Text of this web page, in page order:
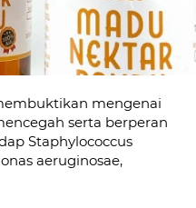
mengenai
serta berperan
Staphylococcus
aeruginosae,